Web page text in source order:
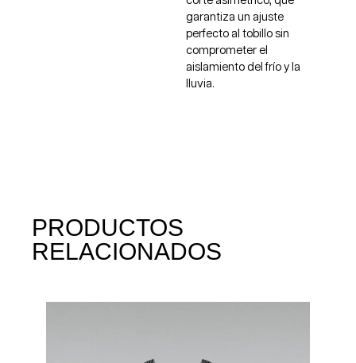
garantiza un ajuste
perfecto al tobillo sin
comprometer el
aislamiento del frío y la
lluvia.
PRODUCTOS
RELACIONADOS